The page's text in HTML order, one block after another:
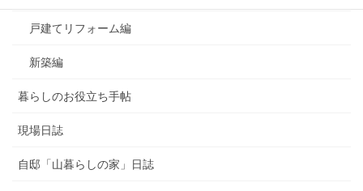
戸建てリフォーム編
新築編
暮らしのお役立ち手帖
現場日誌
自邸「山暮らしの家」日誌